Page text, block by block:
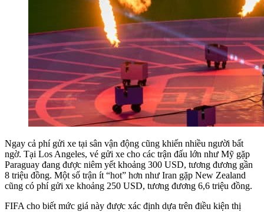
Ngay cả phí gửi xe tại sân vận động cũng khiến nhiều người bất
ngờ. Tại Los Angeles, vé gửi xe cho các trận đấu lớn như Mỹ gặp
Paraguay đang được niêm yết khoảng 300 USD, tương đương gần
8 triệu đồng. Một số trận ít “hot” hơn như Iran gặp New Zealand
cũng có phí gửi xe khoảng 250 USD, tương đương 6,6 triệu đồng.
FIFA cho biết mức giá này được xác định dựa trên điều kiện thị